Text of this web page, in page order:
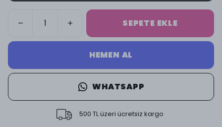
SEPETE EKLE
HEMEN AL
WHATSAPP
500 TL üzeri ücretsiz kargo